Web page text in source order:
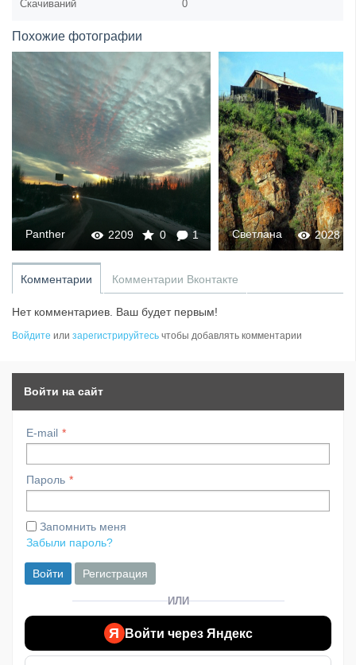
Скачиваний
0
Похожие фотографии
2209 0 1
Panther 2028
Светлана
Комментарии Комментарии Вконтакте
Нет комментариев. Ваш будет первым!
Войдите или зарегистрируйтесь чтобы добавлять комментарии
Войти на сайт
E-mail
Пароль
Запомнить меня
Забыли пароль?
Войти Регистрация
ИЛИ
Я Войти через Яндекс